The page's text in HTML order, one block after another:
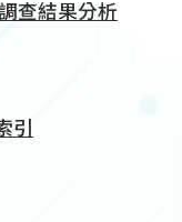
查結果分析
引